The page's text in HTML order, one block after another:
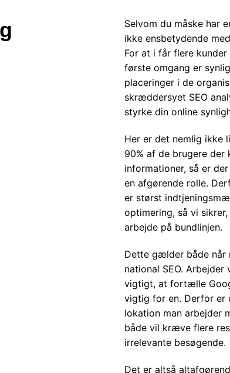
Selvom du måske har
ikke ensbetydende
For at i får flere
første omgang er
placeringer i de
skræddersyet SEO
styrke din online
Her er det nemlig ikke
90% af de brugere
informationer, så er
en afgørende rolle.
er størst
optimering, så vi
arbejde på bundlinjen.
Dette gælder både når
national SEO.
vigtigt, at fortælle
vigtig for en. Derfor er
lokation man arbejder
både vil kræve flere
irrelevante besøgende.
Det er altså